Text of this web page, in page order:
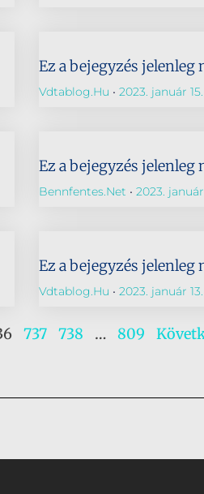
Ez a bejegyzés jelenleg
Vdtablog.hu 2023. január 15.
Ez a bejegyzés jelenleg
Bennfentes.net 2023. január
Ez a bejegyzés jelenleg
Vdtablog.hu 2023. január 13.
737 738 … 809